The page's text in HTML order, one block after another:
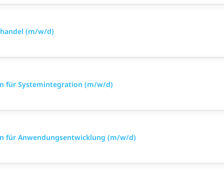
(m/w/d)
für Systemintegration (m/w/d)
für Anwendungsentwicklung (m/w/d)